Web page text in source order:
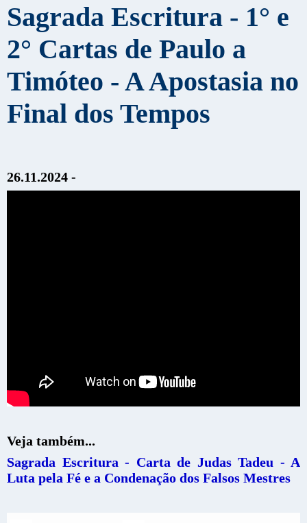
Sagrada Escritura - 1° e
2° Cartas de Paulo a
Timóteo - A Apostasia no
Final dos Tempos
26.11.2024 -
Veja também...
Sagrada Escritura - Carta de Judas Tadeu - A
Luta pela Fé e a Condenação dos Falsos Mestres